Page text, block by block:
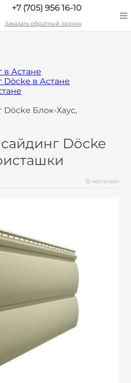
+7 (705) 956 16-10
Заказать обратный звонок
Астане
в Астане
Блок-Хаус,
Döcke
В наличии